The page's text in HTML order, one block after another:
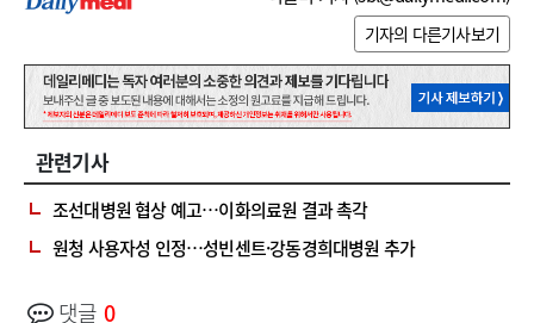
기자의 다른기사보기
관련기사
조선대병원 협상 예고…이화의료원 결과 촉각
원청 사용자성 인정…성빈센트·강동경희대병원 추가
댓글 0